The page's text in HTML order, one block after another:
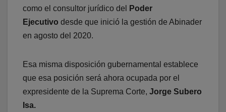
como el consultor jurídico del
Poder
Ejecutivo desde que inició la gestión de Abinader
en agosto del 2020.
Esa misma disposición gubernamental establece
que esa posición será ahora ocupada por el
expresidente de la Suprema Corte, Jorge Subero
Isa.